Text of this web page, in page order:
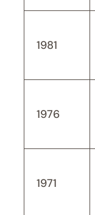
1981
1976
1971